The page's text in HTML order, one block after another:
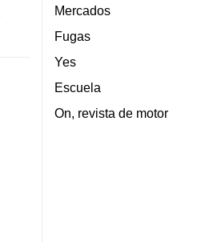
Mercados
Fugas
Yes
Escuela
On, revista de motor